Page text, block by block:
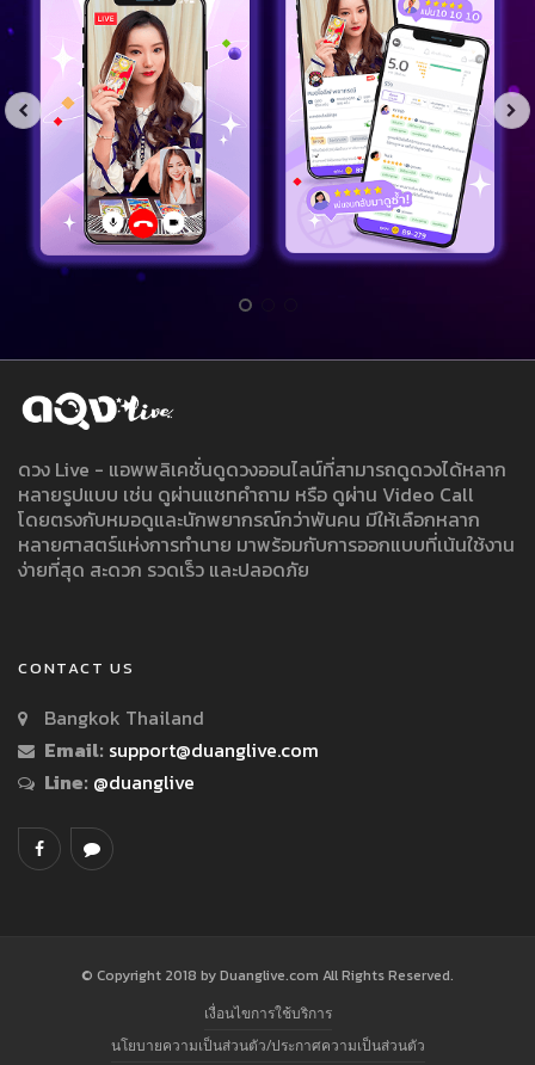
ดวง Live - แอพพลิเคชั่นดูดวงออนไลน์ที่สามารถดูดวงได้หลาก
หลายรูปแบบ เช่น ดูผ่านแชทคำถาม หรือ ดูผ่าน Video Call
โดยตรงกับหมอดูและนักพยากรณ์กว่าพันคน มีให้เลือกหลาก
หลายศาสตร์แห่งการทำนาย มาพร้อมกับการออกแบบที่เน้นใช้งาน
ง่ายที่สุด สะดวก รวดเร็ว และปลอดภัย
CONTACT US
Bangkok Thailand
Email: support@duanglive.com
Line: @duanglive
© Copyright 2018 by Duanglive.com All Rights Reserved.
เงื่อนไขการใช้บริการ
นโยบายความเป็นส่วนตัว/ประกาศความเป็นส่วนตัว